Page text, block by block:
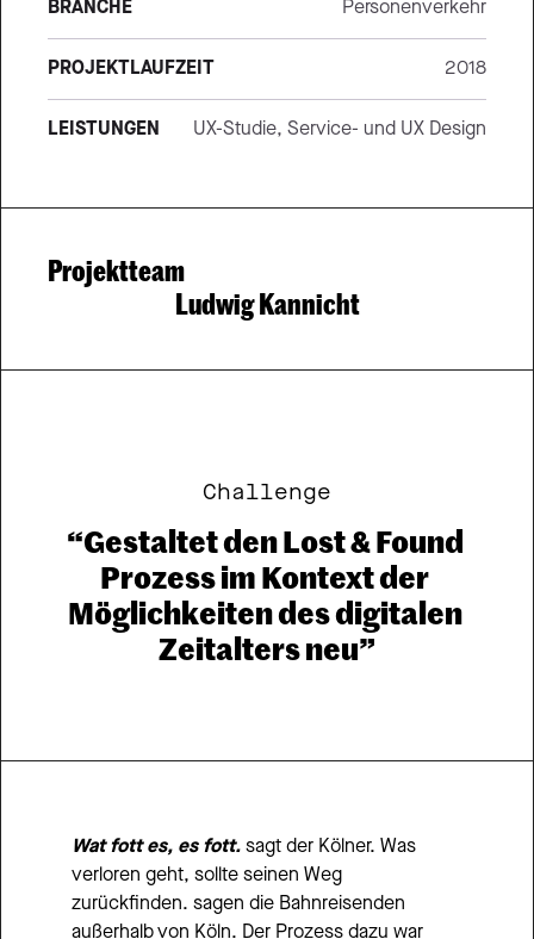
BRANCHE Personenverkehr
PROJEKTLAUFZEIT 2018
LEISTUNGEN UX-Studie, Service- und UX Design
Projektteam
Ludwig Kannicht
Challenge
“Gestaltet den Lost & Found
Prozess im Kontext der
Möglichkeiten des digitalen
Zeitalters neu”
Wat fott es, es fott. sagt der Kölner. Was
verloren geht, sollte seinen Weg
zurückfinden. sagen die Bahnreisenden
außerhalb von Köln. Der Prozess dazu war